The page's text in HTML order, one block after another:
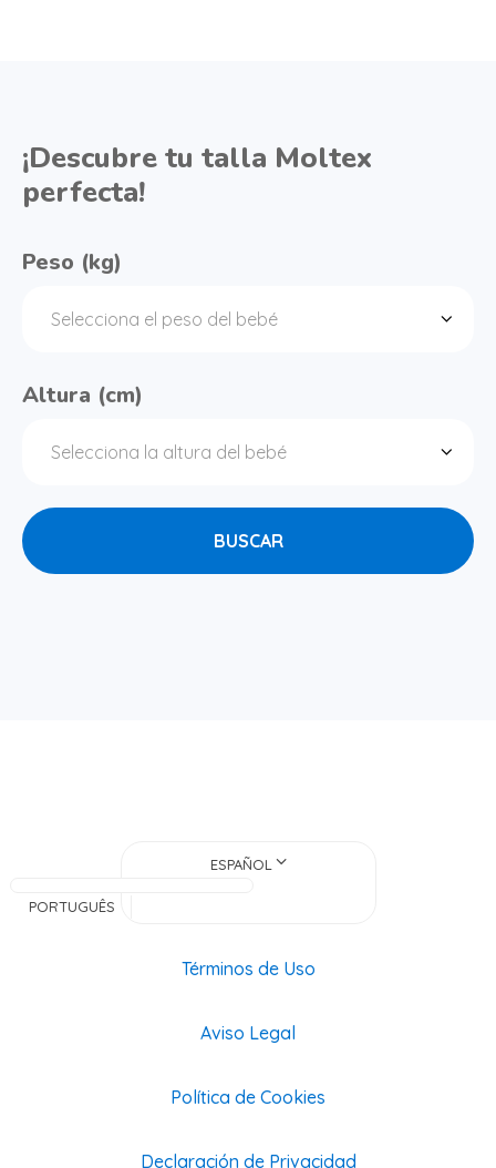
¡Descubre tu talla Moltex
perfecta!
Peso (kg)
Altura (cm)
ESPAÑOL
PORTUGUÊS
Términos de Uso
Aviso Legal
Política de Cookies
Declaración de Privacidad